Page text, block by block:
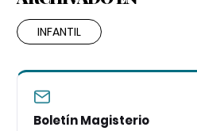
INFANTIL
Boletín Magisterio